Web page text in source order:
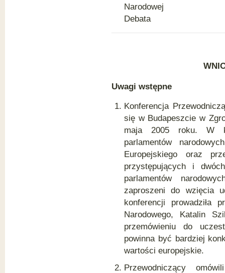
Narodowej
Debata
Uwagi wstępne
Konferencja
się w Budapeszcie w
maja 2005 roku. W
parlamentów
Europejskiego oraz
przystępujących i
parlamentów
zaproszeni do wzięcia
konferencji prowadziła
Narodowego, Katalin
przemówieniu do
powinna być bardziej
wartości europejskie.
Przewodniczący